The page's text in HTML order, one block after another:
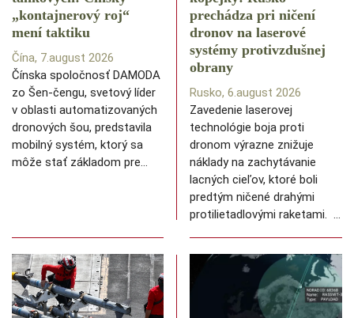
️„kontajnerový roj“
mení taktiku
Čína, 7.august 2026
Čínska spoločnosť DAMODA
zo Šen-čengu, svetový líder
v oblasti automatizovaných
dronových šou, predstavila
mobilný systém, ktorý sa
môže stať základom pre…
prechádza pri ničení
dronov na laserové
systémy protivzdušnej
obrany
Rusko, 6.august 2026
Zavedenie laserovej
technológie boja proti
dronom výrazne znižuje
náklady na zachytávanie
lacných cieľov, ktoré boli
predtým ničené drahými
protilietadlovými raketami. …